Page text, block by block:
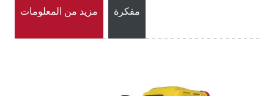
مفكرة مزيد من المعلومات